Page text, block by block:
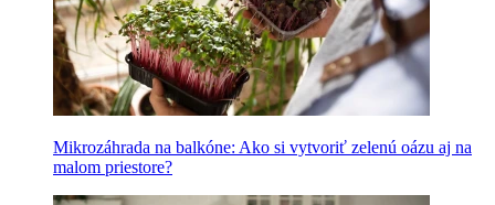
Mikrozáhrada na balkóne: Ako si vytvoriť zelenú oázu aj na
malom priestore?